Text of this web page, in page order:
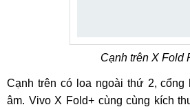
Cạnh trên X Fold
Cạnh trên có loa ngoài thứ 2, cổng
âm. Vivo X Fold+ cùng cùng kích